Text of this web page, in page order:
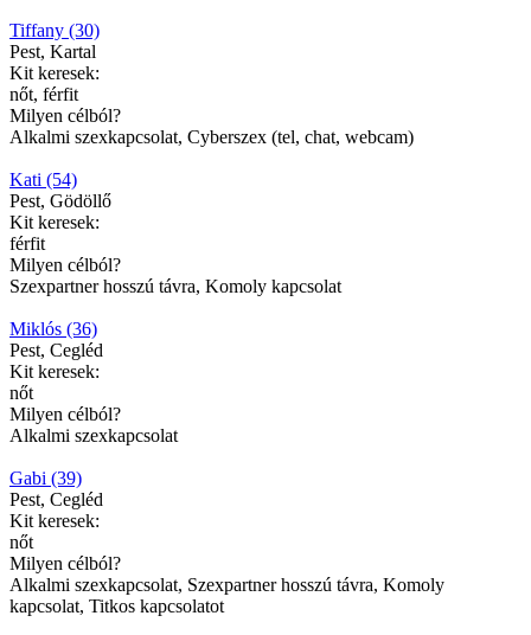
Tiffany (30)
Pest, Kartal
Kit keresek:
nőt, férfit
Milyen célból?
Alkalmi szexkapcsolat, Cyberszex (tel, chat, webcam)
Kati (54)
Pest, Gödöllő
Kit keresek:
férfit
Milyen célból?
Szexpartner hosszú távra, Komoly kapcsolat
Miklós (36)
Pest, Cegléd
Kit keresek:
nőt
Milyen célból?
Alkalmi szexkapcsolat
Gabi (39)
Pest, Cegléd
Kit keresek:
nőt
Milyen célból?
Alkalmi szexkapcsolat, Szexpartner hosszú távra, Komoly
kapcsolat, Titkos kapcsolatot